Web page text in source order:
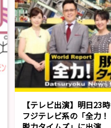
【テレビ出演】明日23時
フジテレビ系の「全力！